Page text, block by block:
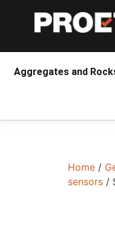
Aggregates and
Home /
sensors /